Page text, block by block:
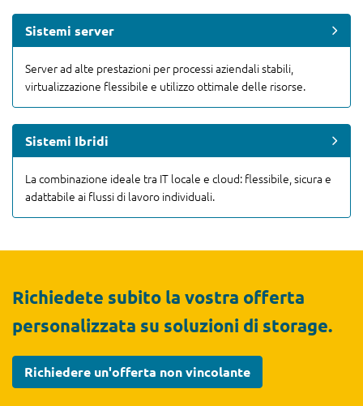
Sistemi server
Server ad alte prestazioni per processi aziendali stabili,
virtualizzazione flessibile e utilizzo ottimale delle risorse.
Sistemi Ibridi
La combinazione ideale tra IT locale e cloud: flessibile, sicura e
adattabile ai flussi di lavoro individuali.
Richiedete subito la vostra offerta
personalizzata su soluzioni di storage.
Richiedere un'offerta non vincolante